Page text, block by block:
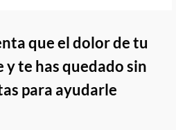
que el dolor de tu
te has quedado sin
para ayudarle